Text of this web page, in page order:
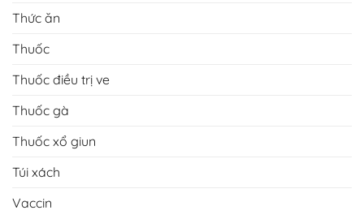
Thức ăn
Thuốc
Thuốc điều trị ve
Thuốc gà
Thuốc xổ giun
Túi xách
Vaccin